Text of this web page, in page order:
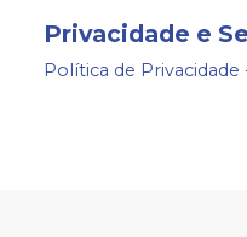
Privacidade e
Política de Privacidade